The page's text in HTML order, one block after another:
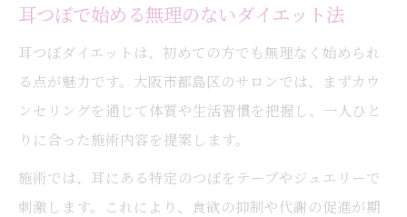
耳つぼで始める無理のないダイエット法
耳つぼダイエットは、初めての方でも無理なく始められ
る点が魅力です。大阪市都島区のサロンでは、まずカウ
ンセリングを通じて体質や生活習慣を把握し、一人ひと
りに合った施術内容を提案します。
施術では、耳にある特定のつぼをテープやジュエリーで
刺激します。これにより、食欲の抑制や代謝の促進が期